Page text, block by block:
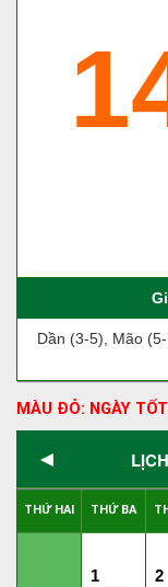
Dần (3-5), Mão
MÀU ĐỎ: NGÀY TỐT
◄
THỨ HAI THỨ BA
1 2